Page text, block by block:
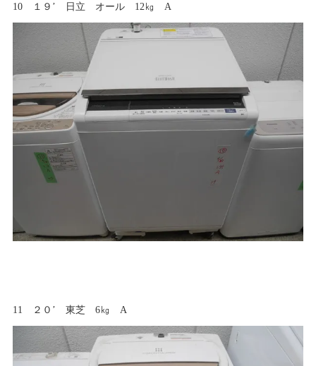
10 １９’ 日立 オール 12㎏ A
11 ２０’ 東芝 6㎏ A